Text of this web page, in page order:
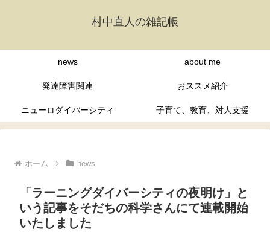
村中直人の雑記帳
news about me
発達障害関連 おススメ紹介
ニューロダイバーシティ 子育て、教育、対人支援
ホーム news
「ラーニングダイバーシティの夜明け」と
いう記事をそだちの科学さんにて連載開始
いたしました